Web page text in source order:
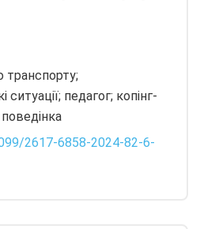
транспорту;
ситуації; педагог; копінг-
2617-6858-2024-82-6-